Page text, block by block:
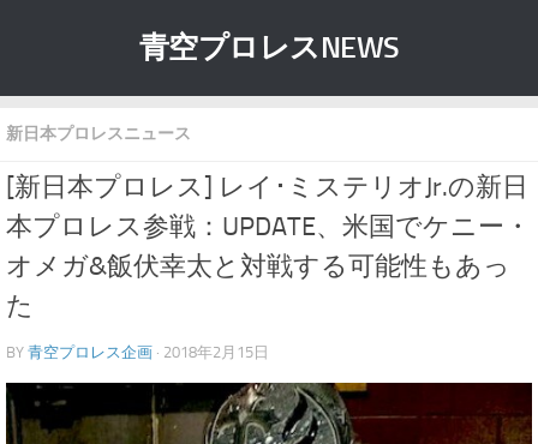
青空プロレスNEWS
新日本プロレスニュース
[新日本プロレス] レイ･ミステリオJr.の新日
本プロレス参戦：UPDATE、米国でケニー・
オメガ&飯伏幸太と対戦する可能性もあっ
た
BY 青空プロレス企画 · 2018年2月15日